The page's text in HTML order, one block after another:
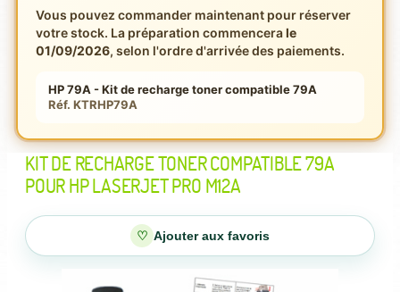
Vous pouvez commander maintenant pour réserver
votre stock. La préparation commencerale
01/09/2026, selon l'ordre d'arrivée des paiements.
HP 79A - Kit de recharge toner compatible 79A
Réf. KTRHP79A
KIT DE RECHARGE TONER COMPATIBLE 79A
POUR HP LASERJET PRO M12A
♡ Ajouter aux favoris